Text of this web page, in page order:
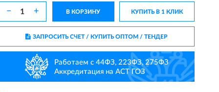
− + В КОРЗИНУ КУПИТЬ В 1 КЛИК
ЗАПРОСИТЬ СЧЕТ / КУПИТЬ ОПТОМ/ ТЕНДЕР
Работаем с 44ФЗ, 223ФЗ, 275ФЗ
Аккредитация на АСТ ГОЗ